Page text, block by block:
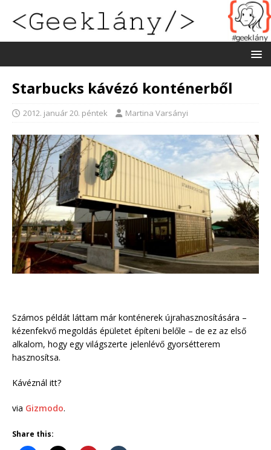
Starbucks kávézó konténerből
2012. január 20. péntek Martina Varsányi
Számos példát láttam már konténerek újrahasznosítására –
kézenfekvő megoldás épületet építeni belőle – de ez az első
alkalom, hogy egy világszerte jelenlévő gyorsétterem
hasznosítsa.
Kávéznál itt?
via Gizmodo.
Share this: